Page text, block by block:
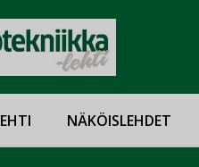
NÄKÖISLEHDET